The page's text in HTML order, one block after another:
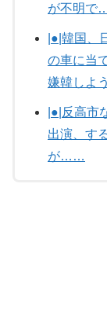
が不明
|●|韓国、
の車に当
嫌韓しよ
|●|反高市
出演、す
が……